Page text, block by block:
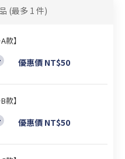
(最多 1 件)
款】
優惠價 NT$50
款】
優惠價 NT$50